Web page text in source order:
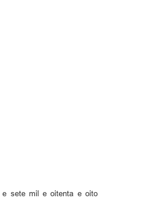
e sete mil e oitenta e oito